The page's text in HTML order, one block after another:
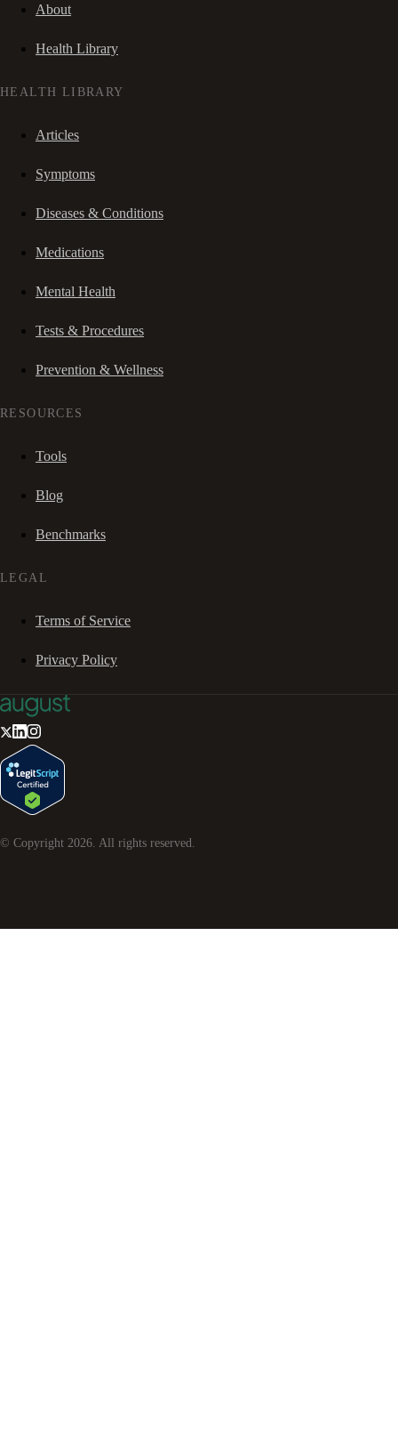
About
Health Library
HEALTH LIBRARY
Articles
Symptoms
Diseases & Conditions
Medications
Mental Health
Tests & Procedures
Prevention & Wellness
RESOURCES
Tools
Blog
Benchmarks
LEGAL
Terms of Service
Privacy Policy
© Copyright 2026 . All rights reserved.